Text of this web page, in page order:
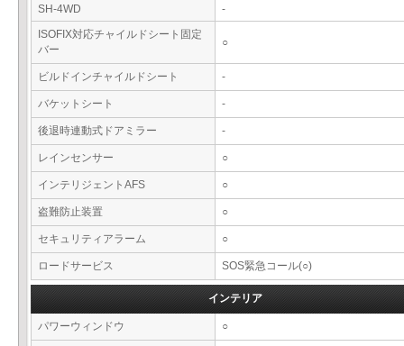
SH-4WD
-
ISOFIX対応チャイルドシート固定
バー
○
ビルドインチャイルドシート -
バケットシート -
後退時連動式ドアミラー -
レインセンサー ○
インテリジェントAFS ○
盗難防止装置 ○
セキュリティアラーム ○
ロードサービス SOS緊急コール(○)
インテリア
パワーウィンドウ ○